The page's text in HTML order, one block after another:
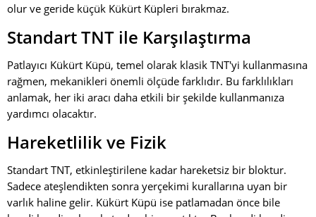
olur ve geride küçük Kükürt Küpleri bırakmaz.
Standart TNT ile Karşılaştırma
Patlayıcı Kükürt Küpü, temel olarak klasik TNT'yi kullanmasına
rağmen, mekanikleri önemli ölçüde farklıdır. Bu farklılıkları
anlamak, her iki aracı daha etkili bir şekilde kullanmanıza
yardımcı olacaktır.
Hareketlilik ve Fizik
Standart TNT, etkinleştirilene kadar hareketsiz bir bloktur.
Sadece ateşlendikten sonra yerçekimi kurallarına uyan bir
varlık haline gelir. Kükürt Küpü ise patlamadan önce bile